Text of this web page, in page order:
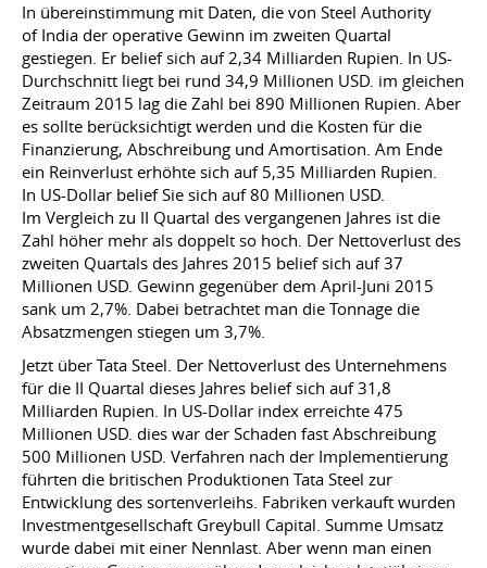
In übereinstimmung mit Daten, die von Steel Authority
of India der operative Gewinn im zweiten Quartal
gestiegen. Er belief sich auf 2,34 Milliarden Rupien. In US-
Durchschnitt liegt bei rund 34,9 Millionen USD. im gleichen
Zeitraum 2015 lag die Zahl bei 890 Millionen Rupien. Aber
es sollte berücksichtigt werden und die Kosten für die
Finanzierung, Abschreibung und Amortisation. Am Ende
ein Reinverlust erhöhte sich auf 5,35 Milliarden Rupien.
In US-Dollar belief Sie sich auf 80 Millionen USD.
Im Vergleich zu II Quartal des vergangenen Jahres ist die
Zahl höher mehr als doppelt so hoch. Der Nettoverlust des
zweiten Quartals des Jahres 2015 belief sich auf 37
Millionen USD. Gewinn gegenüber dem April-Juni 2015
sank um 2,7%. Dabei betrachtet man die Tonnage die
Absatzmengen stiegen um 3,7%.
Jetzt über Tata Steel. Der Nettoverlust des Unternehmens
für die II Quartal dieses Jahres belief sich auf 31,8
Milliarden Rupien. In US-Dollar index erreichte 475
Millionen USD. dies war der Schaden fast Abschreibung
500 Millionen USD. Verfahren nach der Implementierung
führten die britischen Produktionen Tata Steel zur
Entwicklung des sortenverleihs. Fabriken verkauft wurden
Investmentgesellschaft Greybull Capital. Summe Umsatz
wurde dabei mit einer Nennlast. Aber wenn man einen